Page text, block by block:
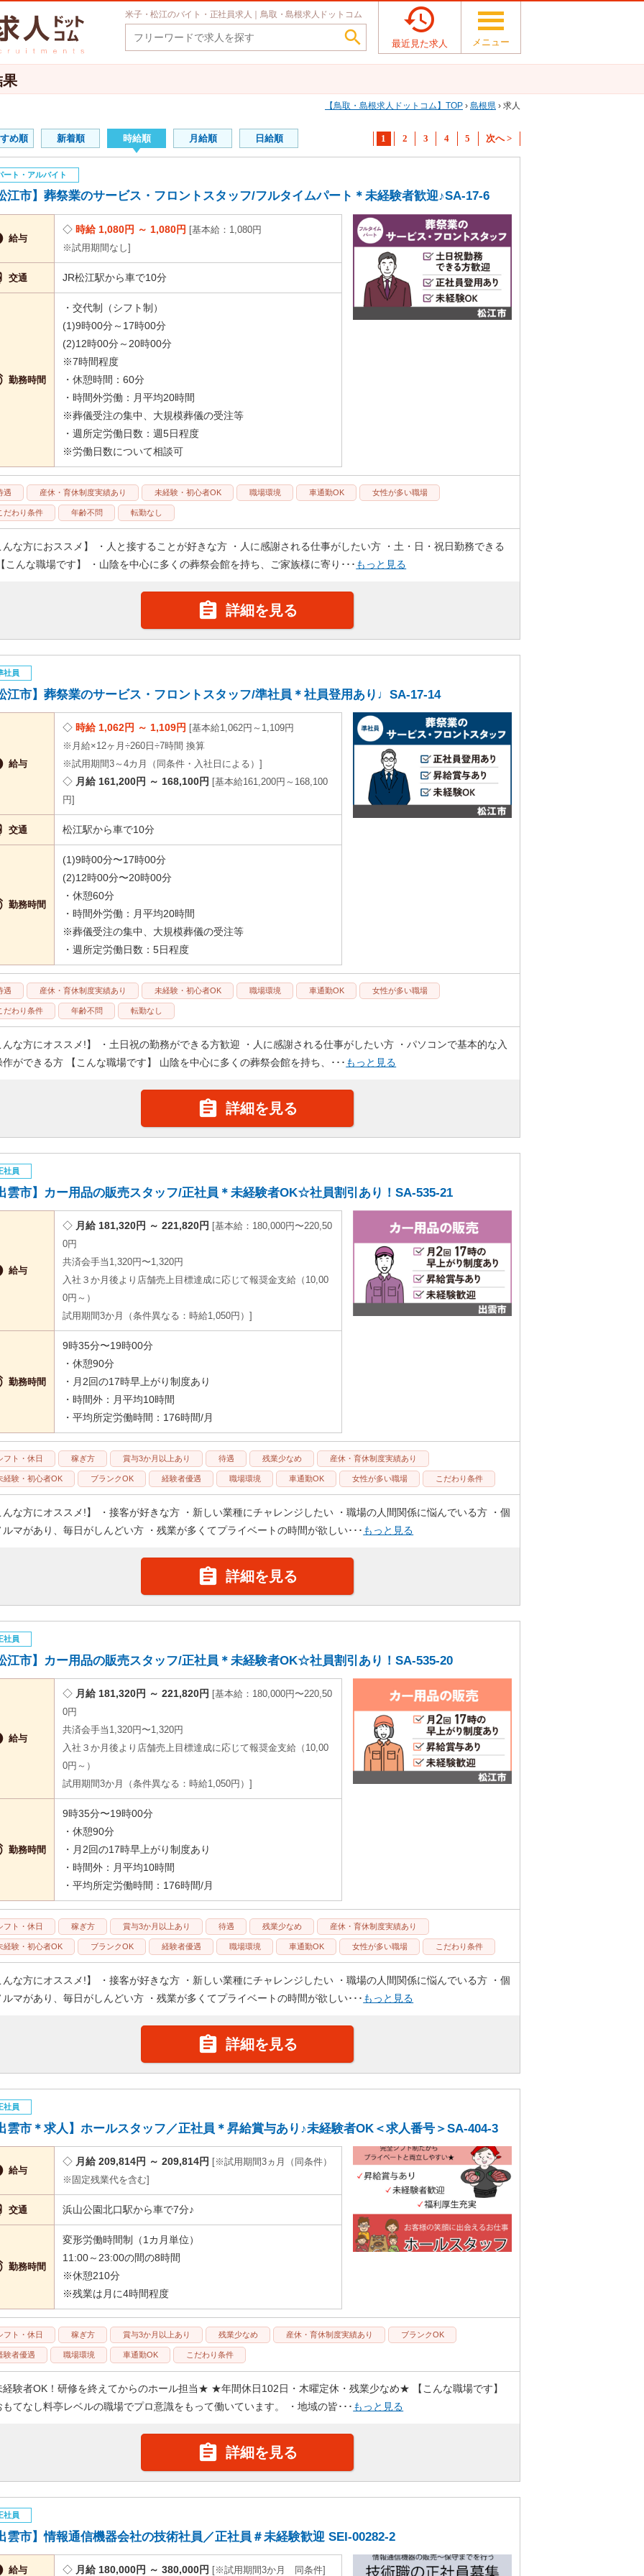
米子・松江のバイト・正社員求人｜鳥取・島根求人ドットコム


最近見た求人 メニュー
果
鳥取・島根求人ドットコム TOP › 島根県 › 求人
1 2 3 4 5 次へ >
め順 新着順 時給順 月給順 日給順
ート・アルバイト
江市】葬祭業のサービス・フロントスタッフ/フルタイムパート＊未経験者歓迎♪SA-17-6
給与
時給 1,080円 ～ 1,080円
基本給：1,080円
※試用期間なし
交通 JR松江駅から車で10分
勤務時間
・交代制（シフト制）
(1)9時00分～17時00分
(2)12時00分～20時00分
※7時間程度
・休憩時間：60分
・時間外労働：月平均20時間
※葬儀受注の集中、大規模葬儀の受注等
・週所定労働日数：週5日程度
※労働日数について相談可
遇 産休・育休制度実績あり 未経験・初心者OK 職場環境 車通勤OK 女性が多い職場
だわり条件 年齢不問 転勤なし
んな方におススメ】 ・人と接することが好きな方 ・人に感謝される仕事がしたい方 ・土・日・祝日勤務できる
こんな職場です】 ・山陰を中心に多くの葬祭会館を持ち、ご家族様に寄り･･･ もっと見る
 詳細を見る
社員
江市】葬祭業のサービス・フロントスタッフ/準社員＊社員登用あり♩SA-17-14
給与
時給 1,062円 ～ 1,109円
基本給1,062円～1,109円
※月給×12ヶ月÷260日÷7時間 換算
※試用期間3～4カ月（同条件・入社日による）
月給 161,200円 ～ 168,100円
基本給161,200円～168,100
円
交通 松江駅から車で10分
勤務時間
(1)9時00分〜17時00分
(2)12時00分〜20時00分
・休憩60分
・時間外労働：月平均20時間
※葬儀受注の集中、大規模葬儀の受注等
・週所定労働日数：5日程度
遇 産休・育休制度実績あり 未経験・初心者OK 職場環境 車通勤OK 女性が多い職場
だわり条件 年齢不問 転勤なし
んな方にオススメ!】 ・土日祝の勤務ができる方歓迎 ・人に感謝される仕事がしたい方 ・パソコンで基本的な入
作ができる方 【こんな職場です】 山陰を中心に多くの葬祭会館を持ち、･･･ もっと見る
 詳細を見る
社員
雲市】カー用品の販売スタッフ/正社員＊未経験者OK☆社員割引あり！SA-535-21
給与
月給 181,320円 ～ 221,820円
基本給：180,000円〜220,50
0円
共済会手当1,320円〜1,320円
入社３か月後より店舗売上目標達成に応じて報奨金支給（10,00
0円～）
試用期間3か月（条件異なる：時給1,050円）
勤務時間
9時35分〜19時00分
・休憩90分
・月2回の17時早上がり制度あり
・時間外：月平均10時間
・平均所定労働時間：176時間/月
フト・休日 稼ぎ方 賞与3か月以上あり 待遇 残業少なめ 産休・育休制度実績あり
経験・初心者OK ブランクOK 経験者優遇 職場環境 車通勤OK 女性が多い職場 こだわり条件
んな方にオススメ!】 ・接客が好きな方 ・新しい業種にチャレンジしたい ・職場の人間関係に悩んでいる方 ・個
ルマがあり、毎日がしんどい方 ・残業が多くてプライベートの時間が欲しい･･･ もっと見る
 詳細を見る
社員
江市】カー用品の販売スタッフ/正社員＊未経験者OK☆社員割引あり！SA-535-20
給与
月給 181,320円 ～ 221,820円
基本給：180,000円〜220,50
0円
共済会手当1,320円〜1,320円
入社３か月後より店舗売上目標達成に応じて報奨金支給（10,00
0円～）
試用期間3か月（条件異なる：時給1,050円）
勤務時間
9時35分〜19時00分
・休憩90分
・月2回の17時早上がり制度あり
・時間外：月平均10時間
・平均所定労働時間：176時間/月
フト・休日 稼ぎ方 賞与3か月以上あり 待遇 残業少なめ 産休・育休制度実績あり
経験・初心者OK ブランクOK 経験者優遇 職場環境 車通勤OK 女性が多い職場 こだわり条件
んな方にオススメ!】 ・接客が好きな方 ・新しい業種にチャレンジしたい ・職場の人間関係に悩んでいる方 ・個
ルマがあり、毎日がしんどい方 ・残業が多くてプライベートの時間が欲しい･･･ もっと見る
 詳細を見る
社員
雲市＊求人】ホールスタッフ／正社員＊昇給賞与あり♪未経験者OK＜求人番号＞SA-404-3
給与
月給 209,814円 ～ 209,814円
※試用期間3ヵ月（同条件）
※固定残業代を含む
交通 浜山公園北口駅から車で7分♪
勤務時間
変形労働時間制（1カ月単位）
11:00～23:00の間の8時間
※休憩210分
※残業は月に4時間程度
フト・休日 稼ぎ方 賞与3か月以上あり 残業少なめ 産休・育休制度実績あり ブランクOK
験者優遇 職場環境 車通勤OK こだわり条件
験者OK！研修を終えてからのホール担当★ ★年間休日102日・木曜定休・残業少なめ★ 【こんな職場です】
もてなし料亭レベルの職場でプロ意識をもって働いています。 ・地域の皆･･･ もっと見る
 詳細を見る
社員
雲市】情報通信機器会社の技術社員／正社員＃未経験歓迎 SEI-00282-2
給与 月給 180,000円 ～ 380,000円 ※試用期間3か月 同条件